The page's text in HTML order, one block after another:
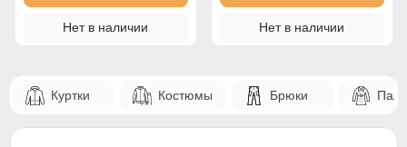
Нет в наличии Нет в наличии
Куртки Костюмы Брюки